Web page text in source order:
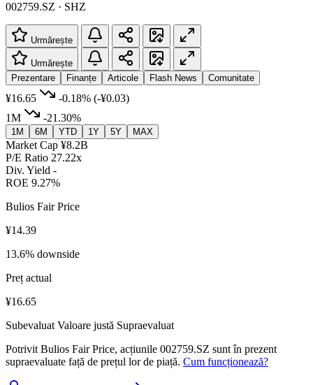
002759.SZ · SHZ
Urmărește
Urmărește
Prezentare
Finanțe Articole Flash News Comunitate
¥16.65 -0.18% (-¥0.03)
1M
-21.30%
1M 6M YTD 1Y 5Y MAX
Market Cap ¥8.2B
P/E Ratio 27.22x
Div. Yield -
ROE 9.27%
Bulios Fair Price
¥14.39
13.6% downside
Preț actual
¥16.65
Subevaluat Valoare justă Supraevaluat
Potrivit Bulios Fair Price, acțiunile 002759.SZ sunt în prezent
supraevaluate față de prețul lor de piață. Cum funcționează?